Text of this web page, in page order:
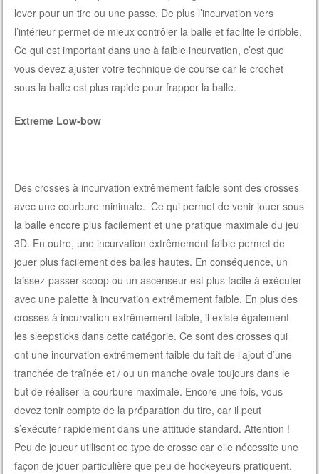
lever pour un tire ou une passe. De plus l’incurvation vers
l’intérieur permet de mieux contrôler la balle et facilite le dribble.
Ce qui est important dans une à faible incurvation, c’est que
vous devez ajuster votre technique de course car le crochet
sous la balle est plus rapide pour frapper la balle.
Extreme Low-bow
Des crosses à incurvation extrêmement faible sont des crosses
avec une courbure minimale. Ce qui permet de venir jouer sous
la balle encore plus facilement et une pratique maximale du jeu
3D. En outre, une incurvation extrêmement faible permet de
jouer plus facilement des balles hautes. En conséquence, un
laissez-passer scoop ou un ascenseur est plus facile à exécuter
avec une palette à incurvation extrêmement faible. En plus des
crosses à incurvation extrêmement faible, il existe également
les sleepsticks dans cette catégorie. Ce sont des crosses qui
ont une incurvation extrêmement faible du fait de l’ajout d’une
tranchée de traînée et / ou un manche ovale toujours dans le
but de réaliser la courbure maximale. Encore une fois, vous
devez tenir compte de la préparation du tire, car il peut
s’exécuter rapidement dans une attitude standard. Attention !
Peu de joueur utilisent ce type de crosse car elle nécessite une
façon de jouer particulière que peu de hockeyeurs pratiquent.